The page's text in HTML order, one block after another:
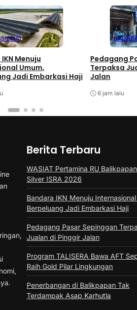
Menuju
Umum,
Jadi Embarkasi Haji
Pedagang
Terpaksa
Jalan
6 jam lalu
Berita Terbaru
WASIAT Pertamina RU
Silver ISRA 2026
Bandara IKN Menuju
Berpeluang Jadi Embarkasi Haji
Pedagang Pasar Sepinggan
Jualan di Pinggir Jalan
Program TALISERA Bawa AFT
Raih Gold Pilar Lingkungan
Penerbangan di Balikpapan Tak
Terdampak Asap Karhutla